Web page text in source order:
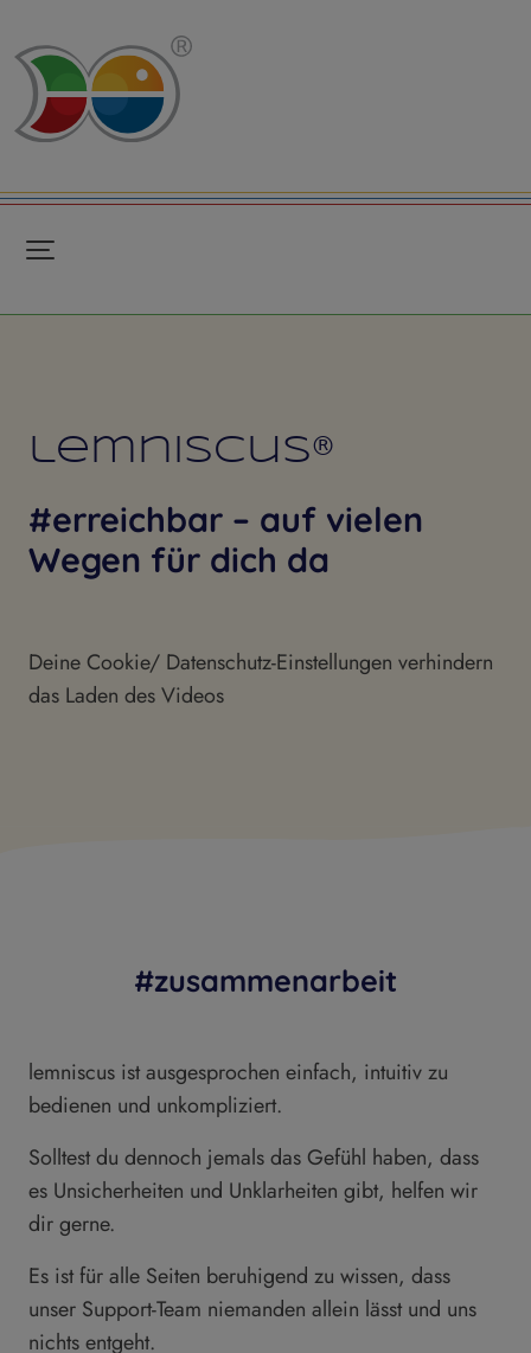
lemniscus®
#erreichbar – auf vielen
Wegen für dich da
Deine Cookie/ Datenschutz-Einstellungen verhindern
das Laden des Videos
#zusammenarbeit
lemniscus ist ausgesprochen einfach, intuitiv zu
bedienen und unkompliziert.
Solltest du dennoch jemals das Gefühl haben, dass
es Unsicherheiten und Unklarheiten gibt, helfen wir
dir gerne.
Es ist für alle Seiten beruhigend zu wissen, dass
unser Support-Team niemanden allein lässt und uns
nichts entgeht.